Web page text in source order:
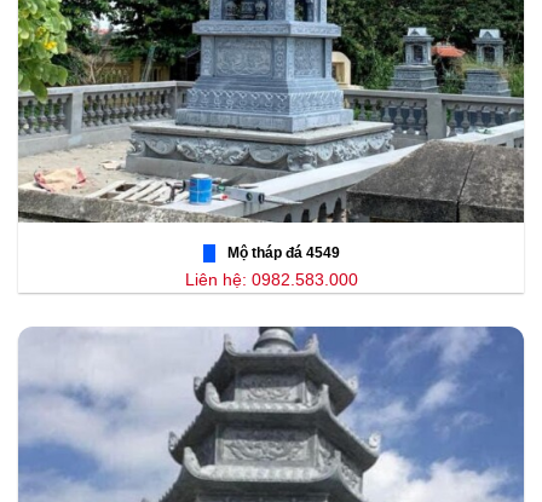
Mộ tháp đá 4549
Liên hệ: 0982.583.000